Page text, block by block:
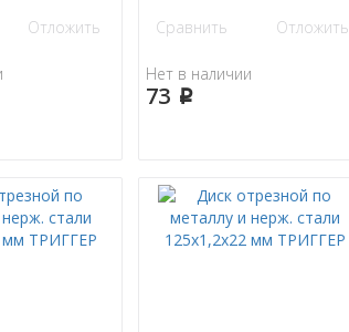
Отложить Сравнить Отложить
Нет в наличии
73 p